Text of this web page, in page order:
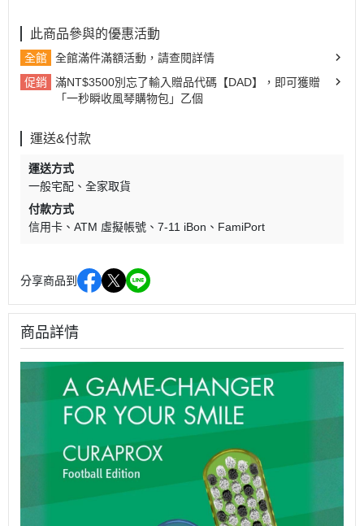
此商品參與的優惠活動
全館
全館滿件滿額活動，請查閱詳情
促銷
滿NT$3500別忘了輸入贈品代碼【DAD】，即可獲贈
「一秒瞬收風琴購物包」乙個
運送&付款
運送方式
一般宅配
全家取貨
付款方式
信用卡
ATM 虛擬帳號 7-11 iBon FamiPort
分享商品到
商品詳情